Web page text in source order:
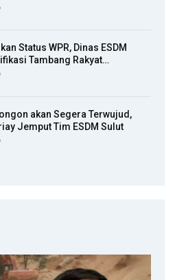
Status WPR, Dinas ESDM
Tambang Rakyat…
akan Segera Terwujud,
Jemput Tim ESDM Sulut